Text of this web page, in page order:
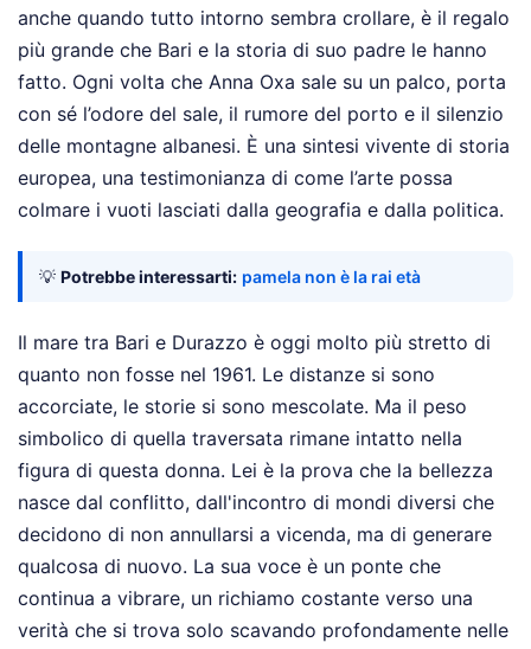
anche quando tutto intorno sembra crollare, è il regalo
più grande che Bari e la storia di suo padre le hanno
fatto. Ogni volta che Anna Oxa sale su un palco, porta
con sé l’odore del sale, il rumore del porto e il silenzio
delle montagne albanesi. È una sintesi vivente di storia
europea, una testimonianza di come l’arte possa
colmare i vuoti lasciati dalla geografia e dalla politica.
💡 Potrebbe interessarti: pamela non è la rai età
Il mare tra Bari e Durazzo è oggi molto più stretto di
quanto non fosse nel 1961. Le distanze si sono
accorciate, le storie si sono mescolate. Ma il peso
simbolico di quella traversata rimane intatto nella
figura di questa donna. Lei è la prova che la bellezza
nasce dal conflitto, dall'incontro di mondi diversi che
decidono di non annullarsi a vicenda, ma di generare
qualcosa di nuovo. La sua voce è un ponte che
continua a vibrare, un richiamo costante verso una
verità che si trova solo scavando profondamente nelle